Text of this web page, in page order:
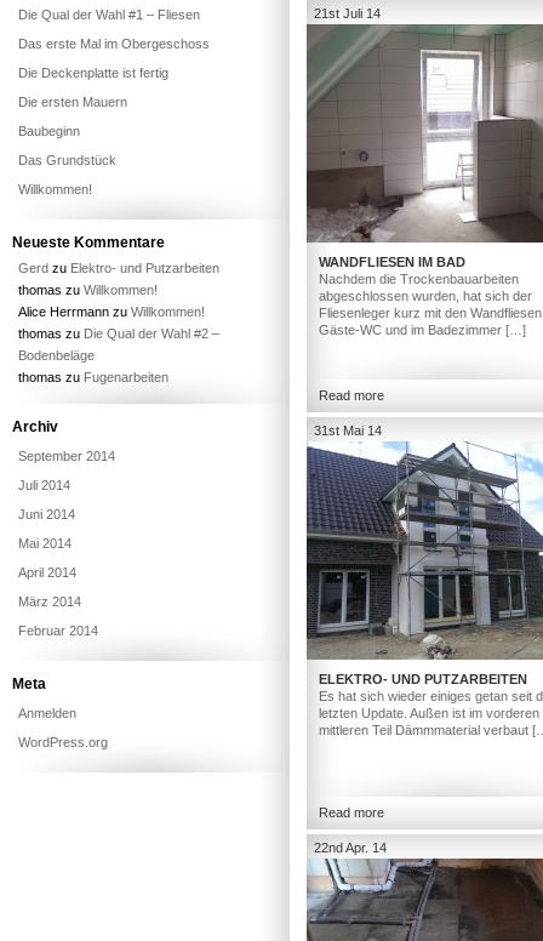
21st Juli 14
WANDFLIESEN IM BAD
Nachdem die Trockenbauarbeiten
abgeschlossen wurden, hat sich der
Fliesenleger kurz mit den
Gäste-WC und im Badezimmer […]
Read more
31st Mai 14
ELEKTRO- UND PUTZARBEITEN
Es hat sich wieder einiges getan seit
letzten Update. Außen ist im vorderen
mittleren Teil Dämmmaterial verbaut
Read more
22nd Apr. 14
Die Qual der Wahl #1 – Fliesen
Das erste Mal im Obergeschoss
Die Deckenplatte ist fertig
Die ersten Mauern
Baubeginn
Das Grundstück
Willkommen!
Neueste Kommentare
Gerd zu Elektro- und Putzarbeiten
thomas zu Willkommen!
Alice Herrmann zu Willkommen!
thomas zu Die Qual der Wahl #2 –
Bodenbeläge
thomas zu Fugenarbeiten
Archiv
September 2014
Juli 2014
Juni 2014
Mai 2014
April 2014
März 2014
Februar 2014
Meta
Anmelden
WordPress.org